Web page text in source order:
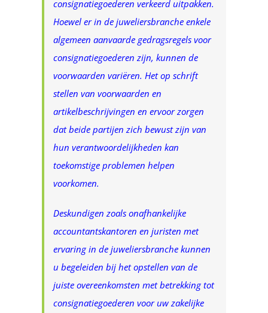
consignatiegoederen verkeerd uitpakken.
Hoewel er in de juweliersbranche enkele
algemeen aanvaarde gedragsregels voor
consignatiegoederen zijn, kunnen de
voorwaarden variëren. Het op schrift
stellen van voorwaarden en
artikelbeschrijvingen en ervoor zorgen
dat beide partijen zich bewust zijn van
hun verantwoordelijkheden kan
toekomstige problemen helpen
voorkomen.
Deskundigen zoals onafhankelijke
accountantskantoren en juristen met
ervaring in de juweliersbranche kunnen
u begeleiden bij het opstellen van de
juiste overeenkomsten met betrekking tot
consignatiegoederen voor uw zakelijke